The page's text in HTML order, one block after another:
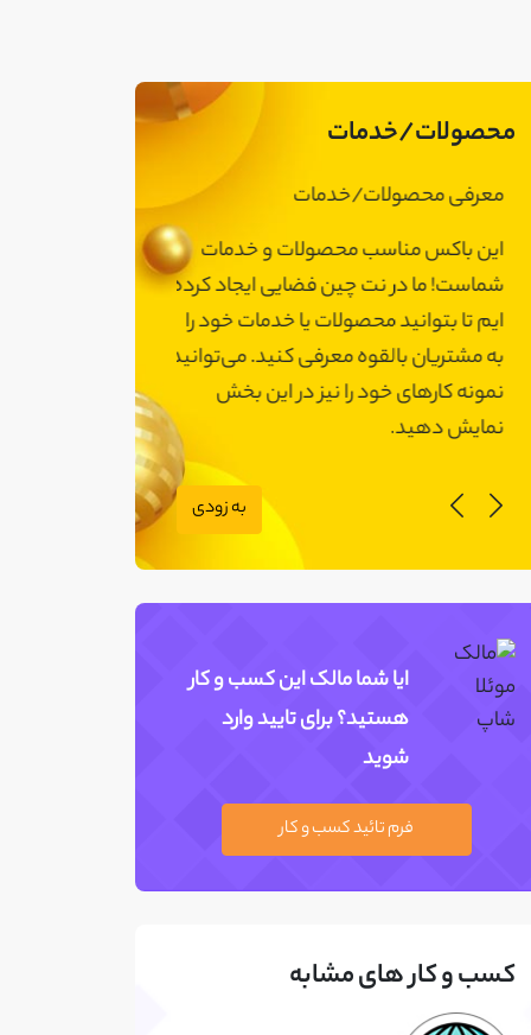
محصولات/خدمات
معرفی محصولات/خدمات
این باکس مناسب محصولات و خدمات
شماست! ما در نت چین فضایی ایجاد کرده
ایم تا بتوانید محصولات یا خدمات خود را
به مشتریان بالقوه معرفی کنید. می‌توانید
نمونه کارهای خود را نیز در این بخش
نمایش دهید.
شماست! ما در
نمونه کارهای
نمایش دهید.
به زودی
ایا شما مالک این کسب و کار
هستید؟ برای تایید وارد
شوید
فرم تائید کسب و کار
کسب و کار های مشابه